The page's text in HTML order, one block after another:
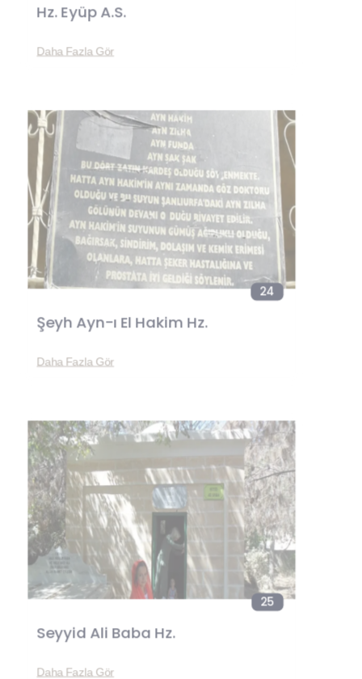
Hz. Eyüp A.S.
Daha Fazla Gör
24
Şeyh Ayn-ı El Hakim Hz.
Daha Fazla Gör
25
Seyyid Ali Baba Hz.
Daha Fazla Gör